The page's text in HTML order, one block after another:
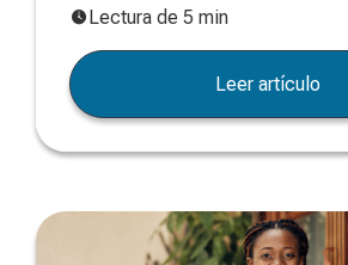
Lectura de 5 min
Leer artículo